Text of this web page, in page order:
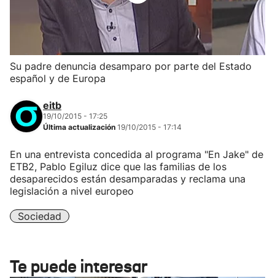
Su padre denuncia desamparo por parte del Estado
español y de Europa
eitb
19/10/2015 - 17:25
Última actualización 19/10/2015 - 17:14
En una entrevista concedida al programa "En Jake" de
ETB2, Pablo Egiluz dice que las familias de los
desaparecidos están desamparadas y reclama una
legislación a nivel europeo
Sociedad
Te puede interesar